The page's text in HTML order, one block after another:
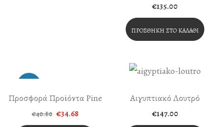
€135.00
ΠΡΟΣΘΉΚΗ ΣΤΟ ΚΑΛΆΘΙ
Προσφορά Προϊόντα Pine
€40.80 Original
€34.68Η
Αιγυπτιακό Λουτρό
€147.00